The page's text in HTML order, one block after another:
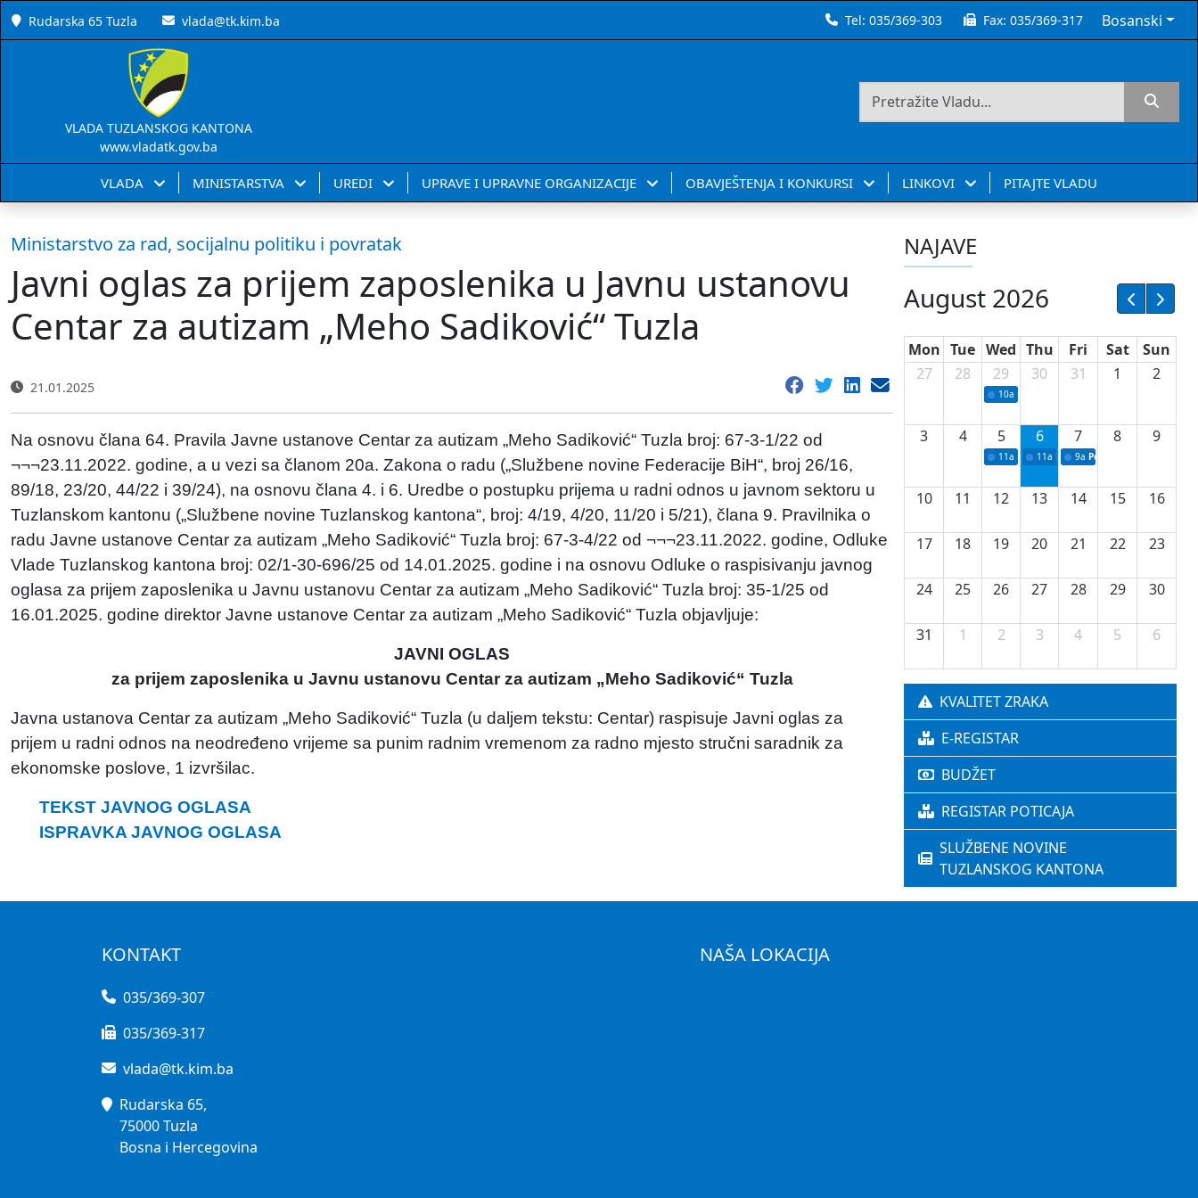
Rudarska 65 Tuzla vlada@tk.kim.ba Tel:035/369-303 Fax:035/369-317 Bosanski
VLADA TUZLANSKOG KANTONA
www.vladatk.gov.ba
VLADA MINISTARSTVA UREDI UPRAVE I UPRAVNE ORGANIZACIJE OBAVJEŠTENJA I KONKURSI LINKOVI PITAJTE VLADU
Ministarstvo za rad, socijalnu politiku i povratak
Javni oglas za prijem zaposlenika u Javnu ustanovu
Centar za autizam „Meho Sadiković“ Tuzla
21.01.2025
Na osnovu člana 64. Pravila Javne ustanove Centar za autizam „Meho Sadiković“ Tuzla broj: 67-3-1/22 od
¬¬¬23.11.2022. godine, a u vezi sa članom 20a. Zakona o radu („Službene novine Federacije BiH“, broj 26/16,
89/18, 23/20, 44/22 i 39/24), na osnovu člana 4. i 6. Uredbe o postupku prijema u radni odnos u javnom sektoru u
Tuzlanskom kantonu („Službene novine Tuzlanskog kantona“, broj: 4/19, 4/20, 11/20 i 5/21), člana 9. Pravilnika o
radu Javne ustanove Centar za autizam „Meho Sadiković“ Tuzla broj: 67-3-4/22 od ¬¬¬23.11.2022. godine, Odluke
Vlade Tuzlanskog kantona broj: 02/1-30-696/25 od 14.01.2025. godine i na osnovu Odluke o raspisivanju javnog
oglasa za prijem zaposlenika u Javnu ustanovu Centar za autizam „Meho Sadiković“ Tuzla broj: 35-1/25 od
16.01.2025. godine direktor Javne ustanove Centar za autizam „Meho Sadiković“ Tuzla objavljuje:
JAVNI OGLAS
za prijem zaposlenika u Javnu ustanovu Centar za autizam „Meho Sadiković“ Tuzla
Javna ustanova Centar za autizam „Meho Sadiković“ Tuzla (u daljem tekstu: Centar) raspisuje Javni oglas za
prijem u radni odnos na neodređeno vrijeme sa punim radnim vremenom za radno mjesto stručni saradnik za
ekonomske poslove, 1 izvršilac.
TEKST JAVNOG OGLASA
ISPRAVKA JAVNOG OGLASA
NAJAVE
August 2026
Mon Tue Wed Thu Fri Sat
Sun
27
28 29
10a Potpisivanje ugovora sa neprofitnim
30 31 1 2
3 4 5
11a Potpisivanje ugovora o stipendijama
6
11a Podrška razvoju vodne
7
9a Početak izgradnje nove
8 9
10 11 12 13 14 15 16
17 18 19 20 21 22 23
24 25 26 27 28 29 30
31 1 2 3 4 5 6
KVALITET ZRAKA
E-REGISTAR
BUDŽET
REGISTAR POTICAJA
SLUŽBENE NOVINE
TUZLANSKOG KANTONA
KONTAKT
035/369-307
035/369-317
vlada@tk.kim.ba
Rudarska 65,
75000 Tuzla
Bosna i Hercegovina
NAŠA LOKACIJA